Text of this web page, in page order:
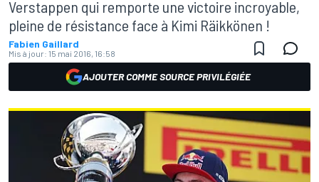
Verstappen qui remporte une victoire incroyable,
pleine de résistance face à Kimi Räikkönen !
Fabien Gaillard
Mis à jour: 15 mai 2016, 16:58
AJOUTER COMME SOURCE PRIVILÉGIÉE